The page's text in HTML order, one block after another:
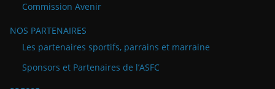
Commission Avenir
NOS PARTENAIRES
Les partenaires sportifs, parrains et marraine
Sponsors et Partenaires de l’ASFC